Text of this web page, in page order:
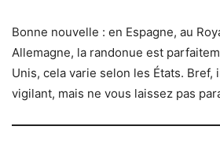
Bonne nouvelle : en Espagne, au
Allemagne, la randonue est
Unis, cela varie selon les États.
vigilant, mais ne vous laissez pas